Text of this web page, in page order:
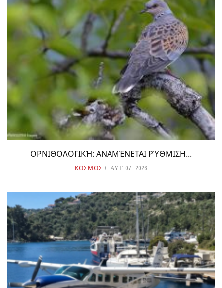
ΟΡΝΙΘΟΛΟΓΙΚΉ: ΑΝΑΜΈΝΕΤΑΙ ΡΎΘΜΙΣΗ...
ΚΟΣΜΟΣ ΑΥΓ 07, 2026